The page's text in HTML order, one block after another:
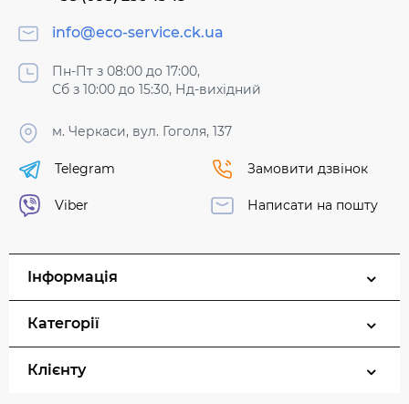
info@eco-service.ck.ua
Пн-Пт з 08:00 до 17:00,
Сб з 10:00 до 15:30, Нд-вихідний
м. Черкаси, вул. Гоголя, 137
Telegram
Viber
Замовити дзвінок
Написати на пошту
Інформація
Категорії
Клієнту